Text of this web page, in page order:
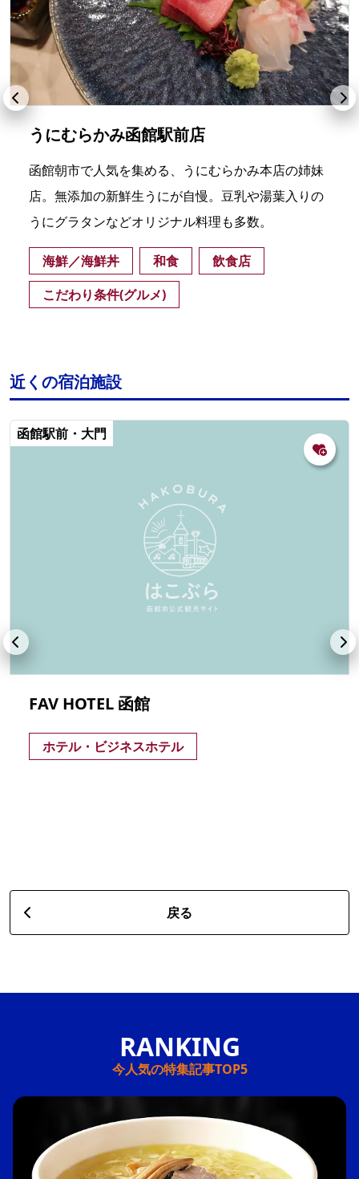
うにむらかみ函館駅前店
函館朝市で人気を集める、うにむらかみ本店の姉妹
店。無添加の新鮮生うにが自慢。豆乳や湯葉入りの
うにグラタンなどオリジナル料理も多数。
海鮮／海鮮丼 和食
飲食店
こだわり条件(グルメ)
近くの宿泊施設
函館駅前・大門
FAV HOTEL 函館
ホテル・ビジネスホテル
戻る
今人気の特集記事TOP5